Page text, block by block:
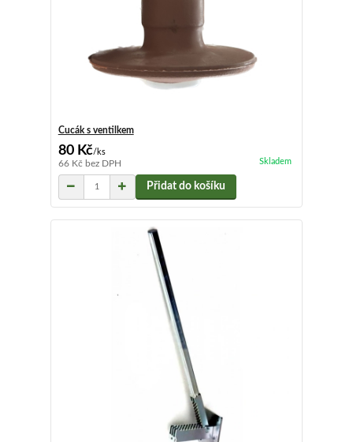
Cucák s ventilkem
80 Kč/ks
66 Kč bez DPH Skladem
Přidat do košíku